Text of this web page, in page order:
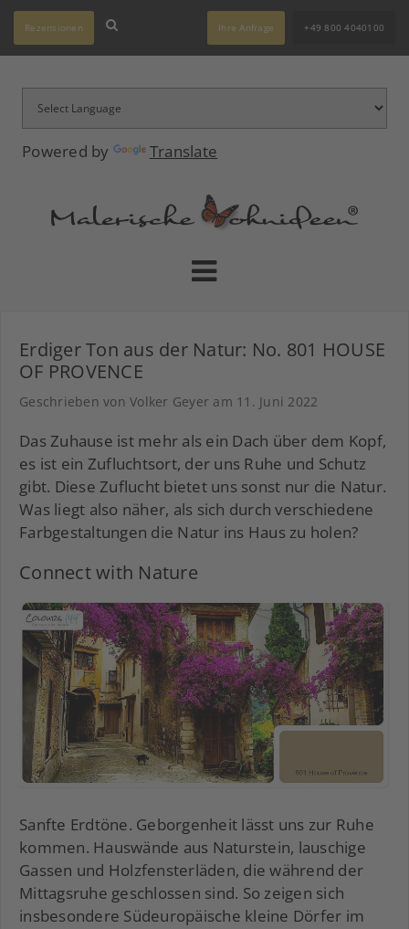
Powered by Translate
Rezensionen Ihre Anfrage +49 800 4040100
Erdiger Ton aus der Natur: No. 801 HOUSE
OF PROVENCE
Geschrieben von Volker Geyer am 11. Juni 2022
Das Zuhause ist mehr als ein Dach über dem Kopf,
es ist ein Zufluchtsort, der uns Ruhe und Schutz
gibt. Diese Zuflucht bietet uns sonst nur die Natur.
Was liegt also näher, als sich durch verschiedene
Farbgestaltungen die Natur ins Haus zu holen?
Connect with Nature
Sanfte Erdtöne. Geborgenheit lässt uns zur Ruhe
kommen. Hauswände aus Naturstein, lauschige
Gassen und Holzfensterläden, die während der
Mittagsruhe geschlossen sind. So zeigen sich
insbesondere Südeuropäische kleine Dörfer im